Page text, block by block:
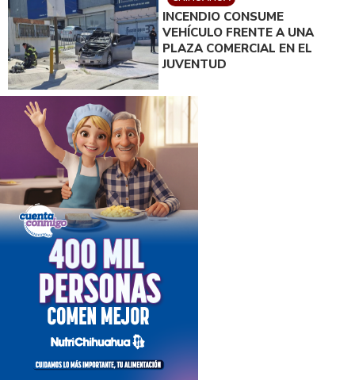
INCENDIO CONSUME
VEHÍCULO FRENTE A UNA
PLAZA COMERCIAL EN EL
JUVENTUD